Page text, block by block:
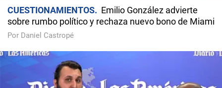
CUESTIONAMIENTOS
Emilio González advierte
sobre rumbo político y rechaza nuevo bono de Miami
Por Daniel Castropé